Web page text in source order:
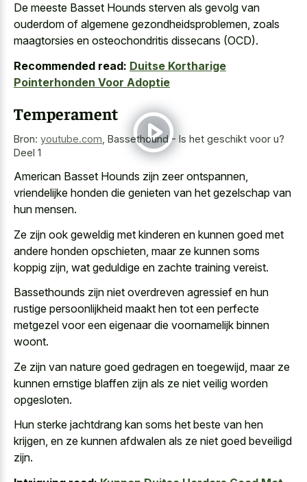
De meeste Basset Hounds sterven als gevolg van
ouderdom of algemene gezondheidsproblemen, zoals
maagtorsies en osteochondritis dissecans (OCD).
Recommended read: Duitse Kortharige
Pointerhonden Voor Adoptie
Temperament
Bron: youtube.com Bassethound - Is het geschikt voor u?
Deel 1
American Basset Hounds zijn zeer ontspannen,
vriendelijke honden die genieten van het gezelschap van
hun mensen.
Ze zijn ook geweldig met kinderen en kunnen goed met
andere honden opschieten, maar ze kunnen soms
koppig zijn, wat geduldige en zachte training vereist.
Bassethounds zijn niet overdreven agressief en hun
rustige persoonlijkheid maakt hen tot een perfecte
metgezel voor een eigenaar die voornamelijk binnen
woont.
Ze zijn van nature goed gedragen en toegewijd, maar ze
kunnen ernstige blaffen zijn als ze niet veilig worden
opgesloten.
Hun sterke jachtdrang kan soms het beste van hen
krijgen, en ze kunnen afdwalen als ze niet goed beveiligd
zijn.